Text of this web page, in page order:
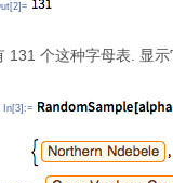
131 个这种字母表. 显
In[3]:=